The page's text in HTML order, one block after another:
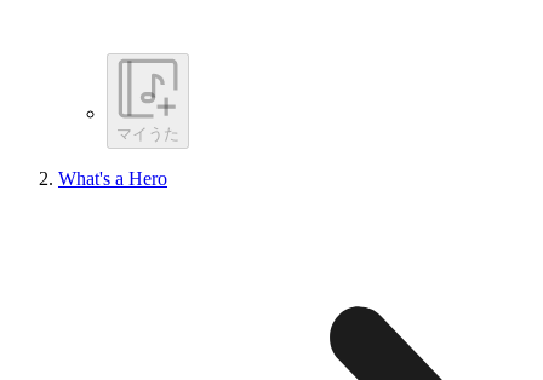
マイうた
What's a Hero